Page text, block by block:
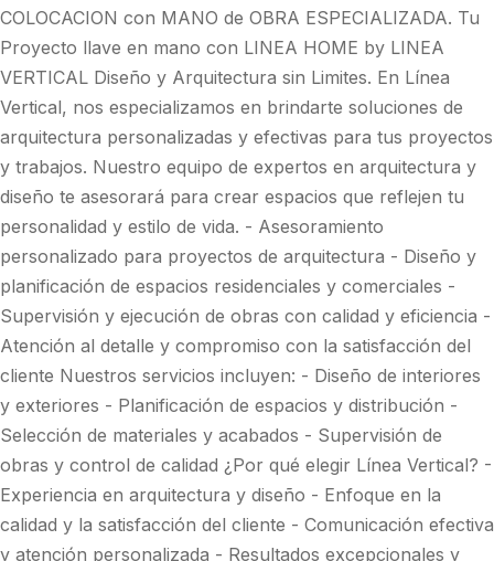
COLOCACION con MANO de OBRA ESPECIALIZADA. Tu
Proyecto llave en mano con LINEA HOME by LINEA
VERTICAL Diseño y Arquitectura sin Limites. En Línea
Vertical, nos especializamos en brindarte soluciones de
arquitectura personalizadas y efectivas para tus proyectos
y trabajos. Nuestro equipo de expertos en arquitectura y
diseño te asesorará para crear espacios que reflejen tu
personalidad y estilo de vida. - Asesoramiento
personalizado para proyectos de arquitectura - Diseño y
planificación de espacios residenciales y comerciales -
Supervisión y ejecución de obras con calidad y eficiencia -
Atención al detalle y compromiso con la satisfacción del
cliente Nuestros servicios incluyen: - Diseño de interiores
y exteriores - Planificación de espacios y distribución -
Selección de materiales y acabados - Supervisión de
obras y control de calidad ¿Por qué elegir Línea Vertical? -
Experiencia en arquitectura y diseño - Enfoque en la
calidad y la satisfacción del cliente - Comunicación efectiva
y atención personalizada - Resultados excepcionales y